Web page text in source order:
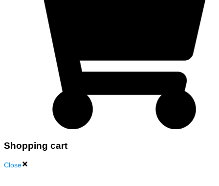
Shopping cart
Close